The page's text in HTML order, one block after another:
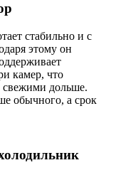
стабильно и с
этому он
камер, что
свежими дольше.
обычного, а срок